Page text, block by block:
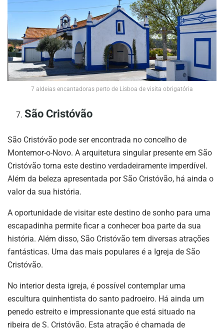
7 aldeias encantadoras perto de Lisboa de visita obrigatória
São Cristóvão
São Cristóvão pode ser encontrada no concelho de
Montemor-o-Novo. A arquitetura singular presente em São
Cristóvão torna este destino verdadeiramente imperdível.
Além da beleza apresentada por São Cristóvão, há ainda o
valor da sua história.
A oportunidade de visitar este destino de sonho para uma
escapadinha permite ficar a conhecer boa parte da sua
história. Além disso, São Cristóvão tem diversas atrações
fantásticas. Uma das mais populares é a Igreja de São
Cristóvão.
No interior desta igreja, é possível contemplar uma
escultura quinhentista do santo padroeiro. Há ainda um
penedo estreito e impressionante que está situado na
ribeira de S. Cristóvão. Esta atração é chamada de